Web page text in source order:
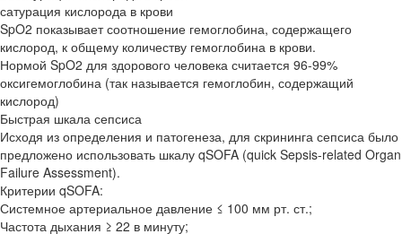
сатурация кислорода в крови
SpO2 показывает соотношение гемоглобина, содержащего
кислород, к общему количеству гемоглобина в крови.
Нормой SpO2 для здорового человека считается 96-99%
оксигемоглобина (так называется гемоглобин, содержащий
кислород)
Быстрая шкала сепсиса
Исходя из определения и патогенеза, для скрининга сепсиса было
предложено использовать шкалу qSOFA (quick Sepsis-related Organ
Failure Assessment).
Критерии qSOFA:
Системное артериальное давление ≤ 100 мм рт. ст.;
Частота дыхания ≥ 22 в минуту;